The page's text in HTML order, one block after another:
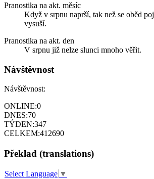
Pranostika na akt. měsíc
Když v srpnu naprší, tak než se oběd
vysuší.
Pranostika na akt. den
V srpnu již nelze slunci mnoho věřit.
Návštěvnost
Návštěvnost:
ONLINE:0
DNES:70
TÝDEN:347
CELKEM:412690
Překlad (translations)
Select Language ▼